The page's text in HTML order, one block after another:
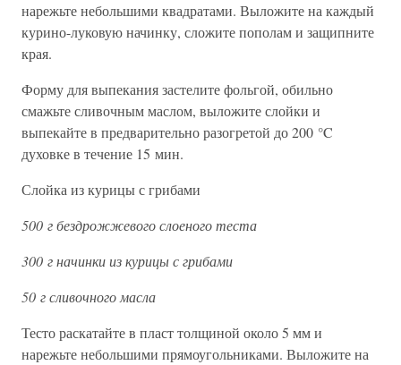
нарежьте небольшими квадратами. Выложите на каждый
курино-луковую начинку, сложите пополам и защипните
края.
Форму для выпекания застелите фольгой, обильно
смажьте сливочным маслом, выложите слойки и
выпекайте в предварительно разогретой до 200 °C
духовке в течение 15 мин.
Слойка из курицы с грибами
500 г бездрожжевого слоеного теста
300 г начинки из курицы с грибами
50 г сливочного масла
Тесто раскатайте в пласт толщиной около 5 мм и
нарежьте небольшими прямоугольниками. Выложите на